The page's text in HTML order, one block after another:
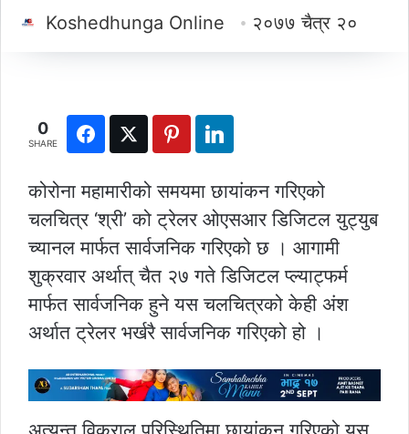
Koshedhunga Online २०७७ चैत्र २०
0
SHARE
कोरोना महामारीको समयमा छायांकन गरिएको
चलचित्र ‘श्री’ को ट्रेलर ओएसआर डिजिटल युट्युब
च्यानल मार्फत सार्वजनिक गरिएको छ । आगामी
शुक्रवार अर्थात् चैत २७ गते डिजिटल प्ल्याट्फर्म
मार्फत सार्वजनिक हुने यस चलचित्रको केही अंश
अर्थात ट्रेलर भर्खरै सार्वजनिक गरिएको हो ।